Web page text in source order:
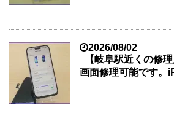
2026/08/02
【岐阜駅近くの修
画面修理可能です。